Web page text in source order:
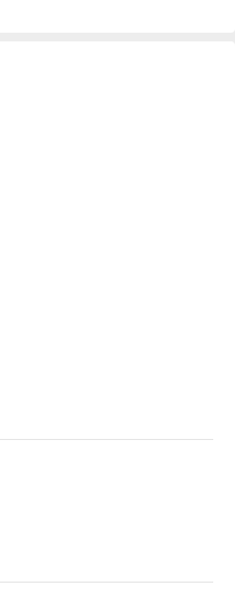
區的寶石，提供美味的麻辣
這裡絕對適合三五好友聚
優惠資訊立刻查看⬇︎